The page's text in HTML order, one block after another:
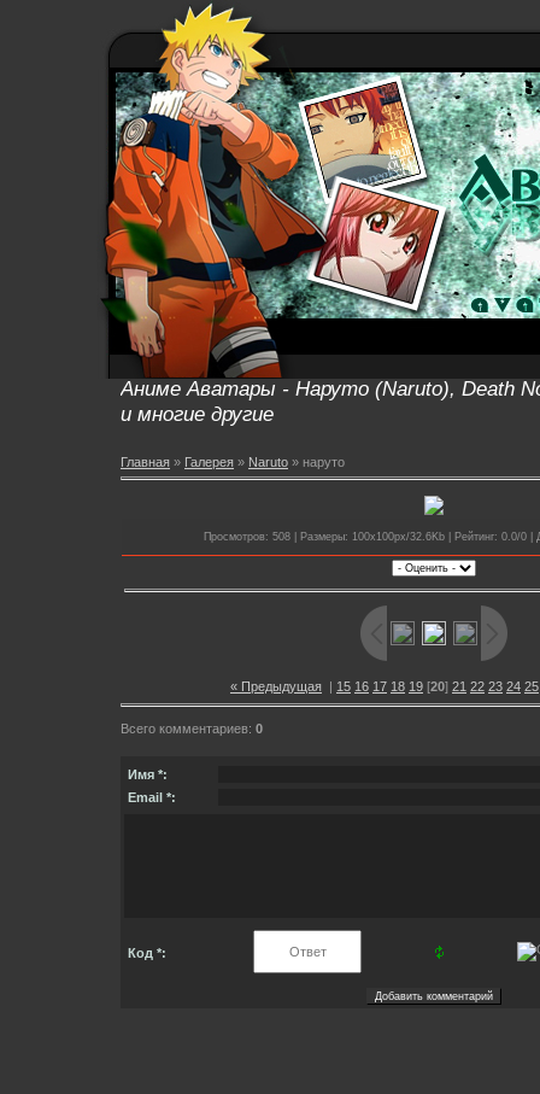
Аниме Аватары - Наруто (Naruto), Death
и многие другие
Главная » Галерея » Naruto » наруто
Просмотров: 508 | Размеры: 100x100px/32.6Kb | Рейтинг: 0.0/0 |
« Предыдущая | 15 16 17 18 19 [20] 21 22 23 24 25
Всего комментариев: 0
Имя *:
Email *:
Код *: